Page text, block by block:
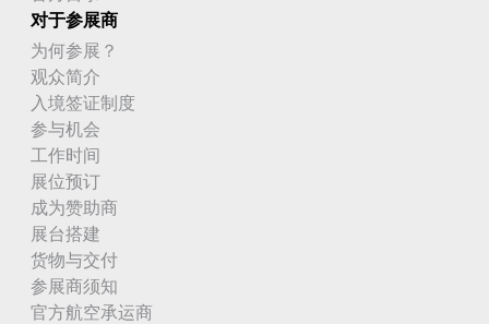
对于参展商
为何参展？
观众简介
入境签证制度
参与机会
工作时间
展位预订
成为赞助商
展台搭建
货物与交付
参展商须知
官方航空承运商